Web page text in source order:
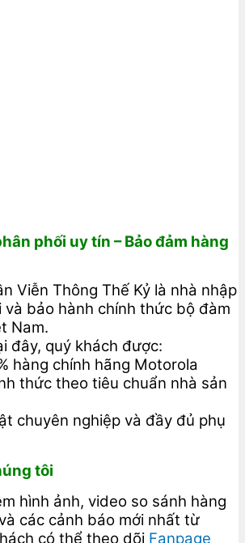
phối uy tín – Bảo đảm hàng
Viễn Thông Thế Kỷ là nhà nhập
và bảo hành chính thức bộ đàm
Nam.
đây, quý khách được:
hàng chính hãng Motorola
thức theo tiêu chuẩn nhà sản
chuyên nghiệp và đầy đủ phụ
tôi
hình ảnh, video so sánh hàng
các cảnh báo mới nhất từ
có thể theo dõi Fanpage